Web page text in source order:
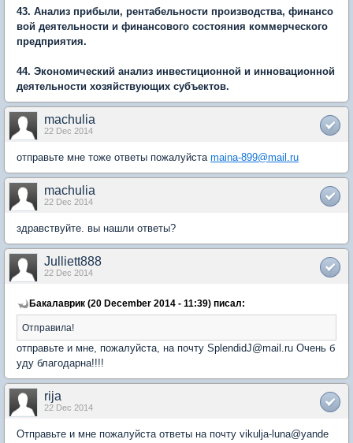
43. Анализ прибыли, рентабельности производства, финансо
вой деятельности и финансового состояния коммерческого
предприятия.
44. Экономический анализ инвестиционной и инновационной
деятельности хозяйствующих субъектов.
machulia
22 Dec 2014
отправьте мне тоже ответы пожалуйста maina-899@mail.ru
machulia
22 Dec 2014
здравствуйте. вы нашли ответы?
Julliett888
22 Dec 2014
Бакалаврик (20 December 2014 - 11:39) писал:
Отправила!
отправьте и мне, пожалуйста, на почту SplendidJ@mail.ru Очень б
уду благодарна!!!!
rija
22 Dec 2014
Отправьте и мне пожалуйста ответы на почту vikulja-luna@yande